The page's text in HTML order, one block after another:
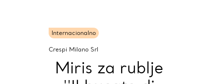
Internacionalno
Crespi Milano Srl
Miris za rublje